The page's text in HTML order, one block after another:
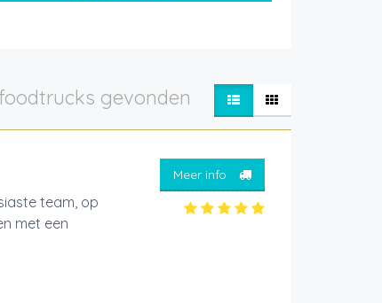
gevonden
team, op
met een
Meer info